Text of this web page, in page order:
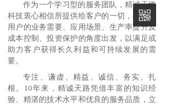
作为一个学习型的服务团队，精诚天路
科技衷心相信所提供给客户的一切，都是从
用户的业务需要、应用场景、生产率提升及
成本控制、投资保护的角度出发，以满足或
助力客户获得长久利益和可持续发展的需
要。
专注、谦虚、精益、诚信、务实、扎
根。10年来，精诚天路凭借丰富的知识经
验、精湛的技术水平和优良的服务品质，立